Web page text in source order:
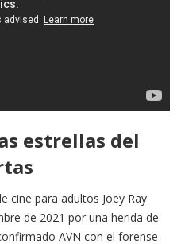
estrellas del
cine para adultos Joey Ray
de 2021 por una herida de
AVN con el forense